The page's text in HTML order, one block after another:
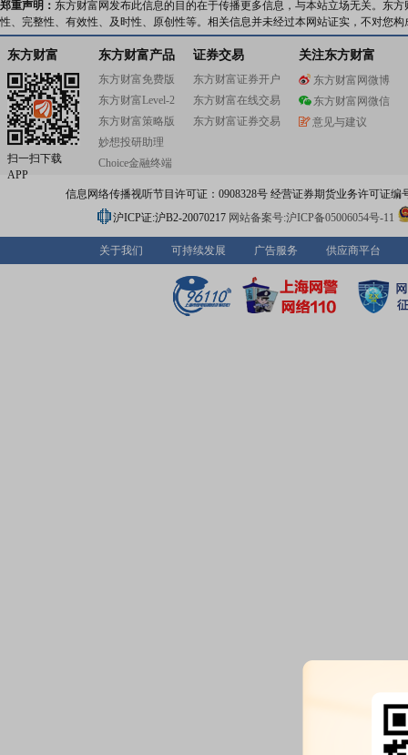
郑重声明： 东方财富网发布此信息的目的在于传播更多信息，与本站立场无关。东
性、完整性、有效性、及时性、原创性等。相关信息并未经过本网站证实，不对您
东方财富
扫一扫下载
APP
东方财富产品
东方财富免费版
东方财富Level-2
东方财富策略版
妙想投研助理
Choice金融终端
证券交易
东方财富证券开户
东方财富在线交易
东方财富证券交易
关注东方财富
东方财富网微博
东方财富网微信
意见与建议
信息网络传播视听节目许可证：0908328号 经营证券期货业务许可证编
沪ICP证:沪B2-20070217 网站备案号:沪ICP备05006054号-11
关于我们 可持续发展 广告服务 供应商平台